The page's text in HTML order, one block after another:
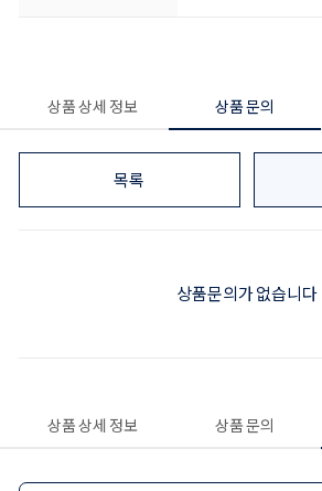
상품 상세 정보 상품 문의
목록
상품문의가 없습니다
상품 상세 정보 상품 문의